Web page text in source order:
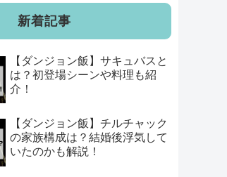
新着記事
【ダンジョン飯】サキュバスと
は？初登場シーンや料理も紹
介！
【ダンジョン飯】チルチャック
の家族構成は？結婚後浮気して
いたのかも解説！